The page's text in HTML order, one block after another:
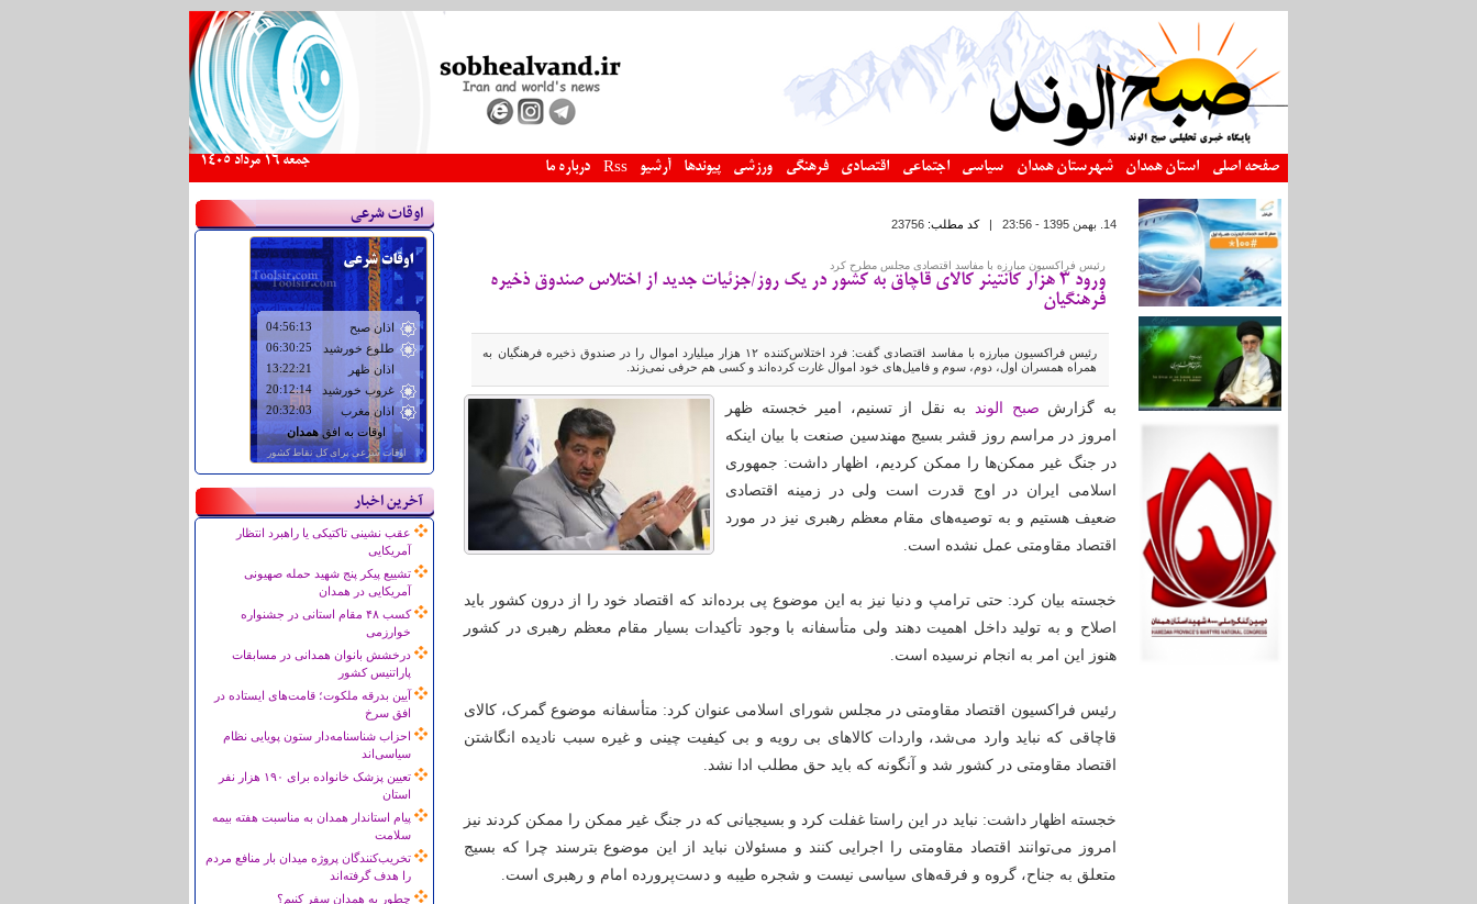
صفحه اصلی استان همدان شهرستان همدان سیاسی اجتماعی اقتصادی فرهنگی ورزشی پیوندها آرشیو Rss درباره ما جمعه 16 مرداد 1405
اوقات شرعی
آخرین اخبار
عقب نشینی تاکتیکی یا راهبرد انتظار
آمریکایی
تشییع پیکر پنج شهید حمله صهیونی
آمریکایی در همدان
کسب ۴۸ مقام استانی در جشنواره
خوارزمی
درخشش بانوان همدانی در مسابقات
پاراتنیس کشور
آیین بدرقه ملکوت؛ قامت‌های ایستاده در
افق سرخ
احزاب شناسنامه‌دار ستون پویایی نظام
سیاسی‌اند
تعیین پزشک خانواده برای ۱۹۰ هزار نفر
استان
پیام استاندار همدان به مناسبت هفته بیمه
سلامت
تخریب‌کنندگان پروژه میدان بار منافع مردم
را هدف گرفته‌اند
چطور به همدان سفر کنیم؟
14. بهمن 1395 - 23:56 |کد مطلب:23756
رئیس فراکسیون مبارزه با مفاسد اقتصادی مجلس مطرح کرد
ورود ۳ هزار کانتینر کالای قاچاق به کشور در یک روز/جزئیات جدید از اختلاس‌ صندوق ذخیره
فرهنگیان‌
رئیس فراکسیون مبارزه با مفاسد اقتصادی گفت: فرد اختلاس‌کننده ۱۲ هزار میلیارد اموال را در صندوق ذخیره فرهنگیان به
همراه همسران اول، دوم، سوم و فامیل‌های خود اموال غارت کرده‌اند و کسی هم حرفی نمی‌زند.
به گزارش صبح الوند
به نقل از تسنیم، امیر خجسته ظهر
امروز در مراسم روز قشر بسیج مهندسین صنعت با بیان اینکه
در جنگ غیر ممکن‌ها را ممکن کردیم، اظهار داشت: جمهوری
اسلامی ایران در اوج قدرت است ولی در زمینه اقتصادی
ضعیف هستیم و به توصیه‌های مقام معظم رهبری نیز در مورد
اقتصاد مقاومتی عمل نشده است.
خجسته بیان کرد: حتی ترامپ و دنیا نیز به این موضوع پی برده‌اند که اقتصاد خود را از درون کشور باید
اصلاح و به تولید داخل اهمیت دهند ولی متأسفانه با وجود تأکیدات بسیار مقام معظم رهبری در کشور
هنوز این امر به انجام نرسیده است.
رئیس فراکسیون اقتصاد مقاومتی در مجلس شورای اسلامی عنوان کرد: متأسفانه موضوع گمرک، کالای
قاچاقی که نباید وارد می‌شد، واردات کالاهای بی رویه و بی کیفیت چینی و غیره سبب نادیده انگاشتن
اقتصاد مقاومتی در کشور شد و آنگونه که باید حق مطلب ادا نشد.
خجسته اظهار داشت: نباید در این راستا غفلت کرد و بسیجیانی که در جنگ غیر ممکن را ممکن کردند نیز
امروز می‌توانند اقتصاد مقاومتی را اجرایی کنند و مسئولان نباید از این موضوع بترسند چرا که بسیج
متعلق به جناح، گروه و فرقه‌های سیاسی نیست و شجره طیبه و دست‌پرورده امام و رهبری است.